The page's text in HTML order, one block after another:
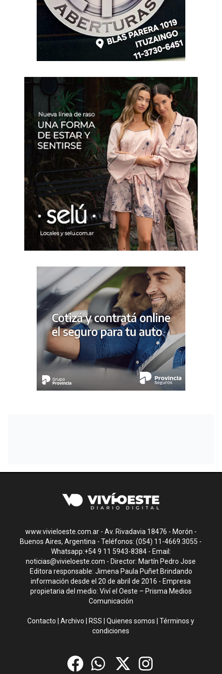
www.vivieloeste.com.ar - Av. Rivadavia 18476 - Morón -
Buenos Aires, Argentina - Teléfonos: (054) 11-4669.3055 -
Whatsapp:+54 9 11 5943-8384 - Email:
noticias@vivieloeste.com - Director: Martín Pedro Jose
Editora responsable: Jimena Paula Puñet Brindando
información desde el 20 de abril de 2016 - Empresa
propietaria del medio: Viví el Oeste – Prisma Medios
Comunicación
Contacto |Archivo RSS |Quienes somos |Términos y
condiciones